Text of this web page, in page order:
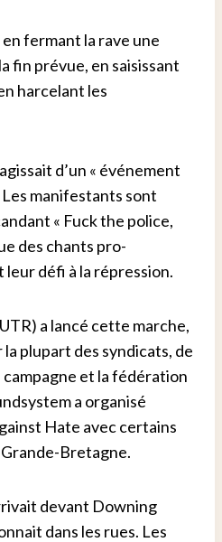
fermant la rave une
fin prévue, en saisissant
harcelant les
d’un « événement
Les manifestants sont
« Fuck the police,
des chants pro-
défi à la répression.
a lancé cette marche,
plupart des syndicats, de
et la fédération
a organisé
Hate avec certains
Bretagne.
devant Downing
dans les rues. Les